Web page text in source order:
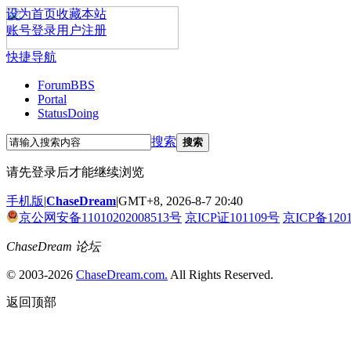
设为首页收藏本站
账号登录用户注册
快捷导航
ForumBBS
Portal
StatusDoing
搜索 搜索
请先登录后才能继续浏览
手机版|ChaseDream|GMT+8, 2026-8-7 20:40
京公网安备11010202008513号 京ICP证101109号 京ICP备
ChaseDream 论坛
© 2003-2026 ChaseDream.com. All Rights Reserved.
返回顶部